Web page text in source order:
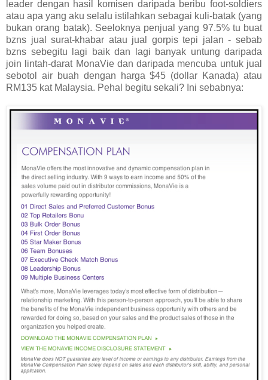
leader dengan hasil komisen daripada beribu foot-soldiers
atau apa yang aku selalu istilahkan sebagai kuli-batak (yang
bukan orang batak). Seeloknya penjual yang 97.5% tu buat
bzns jual surat-khabar atau jual gorpis tepi jalan - sebab
bzns sebegitu lagi baik dan lagi banyak untung daripada
join lintah-darat MonaVie dan daripada mencuba untuk jual
sebotol air buah dengan harga $45 (dollar Kanada) atau
RM135 kat Malaysia. Pehal begitu sekali? Ini sebabnya: